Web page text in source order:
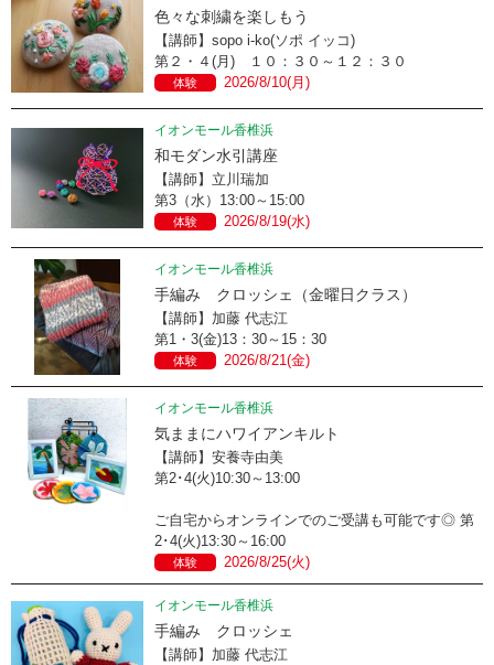
色々な刺繍を楽しもう
【講師】sopo i-ko(ソポ イッコ)
第２・４(月) １０：３０～１２：３０
体験 2026/8/10(月)
イオンモール香椎浜
和モダン水引講座
【講師】立川瑞加
第3（水）13:00～15:00
体験 2026/8/19(水)
イオンモール香椎浜
手編み クロッシェ（金曜日クラス）
【講師】加藤 代志江
第1・3(金)13：30～15：30
体験 2026/8/21(金)
イオンモール香椎浜
気ままにハワイアンキルト
【講師】安養寺由美
第2･4(火)10:30～13:00
ご自宅からオンラインでのご受講も可能です◎ 第
2･4(火)13:30～16:00
体験 2026/8/25(火)
イオンモール香椎浜
手編み クロッシェ
【講師】加藤 代志江